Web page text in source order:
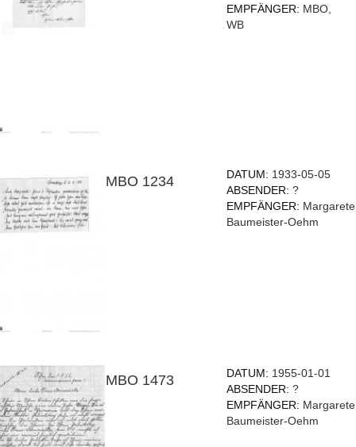
EMPFÄNGER: MBO,
WB
MBO 1234 DATUM: 1933-05-05
ABSENDER:?
EMPFÄNGER: Margarete
Baumeister-Oehm
MBO 1473 DATUM: 1955-01-01
ABSENDER:?
EMPFÄNGER: Margarete
Baumeister-Oehm